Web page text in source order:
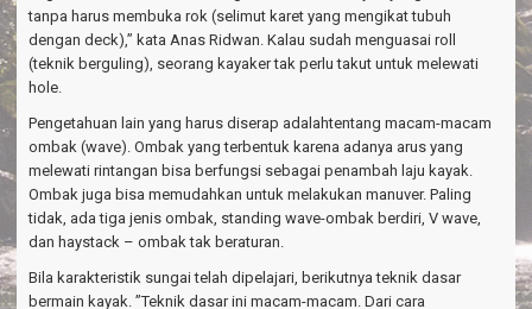
tanpa harus membuka rok (selimut karet yang mengikat tubuh
dengan deck),” kata Anas Ridwan. Kalau sudah menguasai roll
(teknik berguling), seorang kayaker tak perlu takut untuk melewati
hole.
Pengetahuan lain yang harus diserap adalahtentang macam-macam
ombak (wave). Ombak yang terbentuk karena adanya arus yang
melewati rintangan bisa berfungsi sebagai penambah laju kayak.
Ombak juga bisa memudahkan untuk melakukan manuver. Paling
tidak, ada tiga jenis ombak, standing wave-ombak berdiri, V wave,
dan haystack – ombak tak beraturan.
Bila karakteristik sungai telah dipelajari, berikutnya teknik dasar
bermain kayak. ”Teknik dasar ini macam-macam. Dari cara